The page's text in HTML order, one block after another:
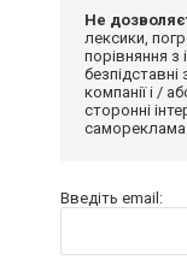
Не
лексики,
порівняння
компанії і /
сторонні
самореклама.
Введіть email: